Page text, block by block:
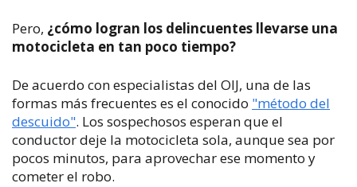
Pero, ¿cómo logran los delincuentes llevarse una
motocicleta en tan poco tiempo?
De acuerdo con especialistas del OIJ, una de las
formas más frecuentes es el conocido "método del
descuido". Los sospechosos esperan que el
conductor deje la motocicleta sola, aunque sea por
pocos minutos, para aprovechar ese momento y
cometer el robo.